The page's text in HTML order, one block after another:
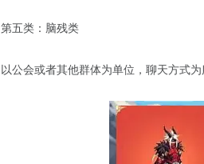
第五类：脑残类
以公会或者其他群体为单位，聊天方式